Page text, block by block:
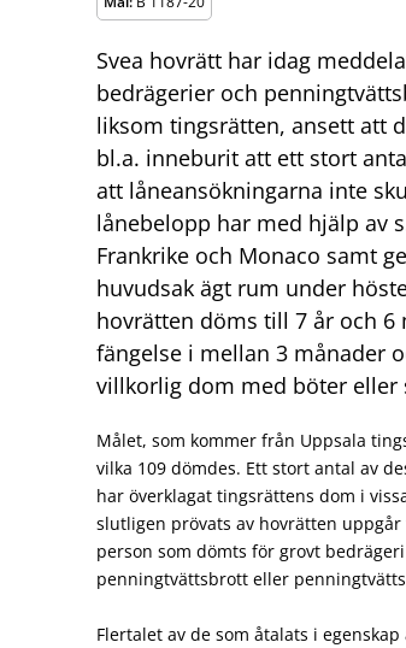
Svea hovrätt har idag
bedrägerier och
liksom tingsrätten, ansett att
bl.a. inneburit att ett stort
att låneansökningarna inte
lånebelopp har med hjälp av
Frankrike och Monaco samt
huvudsak ägt rum under
hovrätten döms till 7 år och 6
fängelse i mellan 3 månader
villkorlig dom med böter eller
Målet, som kommer från Uppsala
vilka 109 dömdes. Ett stort antal av
har överklagat tingsrättens dom i
slutligen prövats av hovrätten
person som dömts för grovt
penningtvättsbrott eller
Flertalet av de som åtalats i